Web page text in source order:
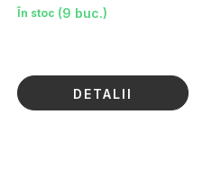
În stoc (9 buc.)
DETALII